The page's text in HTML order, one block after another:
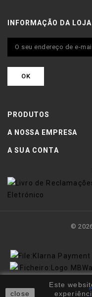
INFORMAÇÃO DA LOJA
PRODUTOS
A NOSSA EMPRESA
A SUA CONTA
close
Este
©